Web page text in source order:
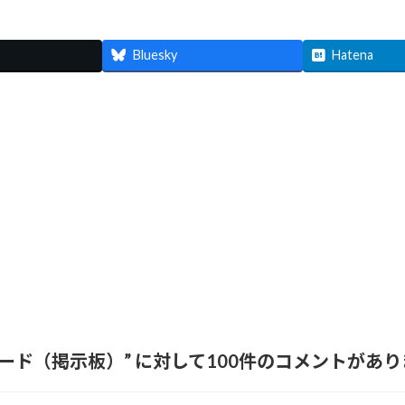
Bluesky Hatena
ド（掲示板） ” に対して100件のコメントがあり